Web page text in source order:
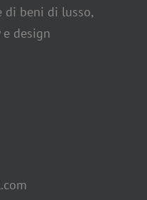
di beni di lusso,
design